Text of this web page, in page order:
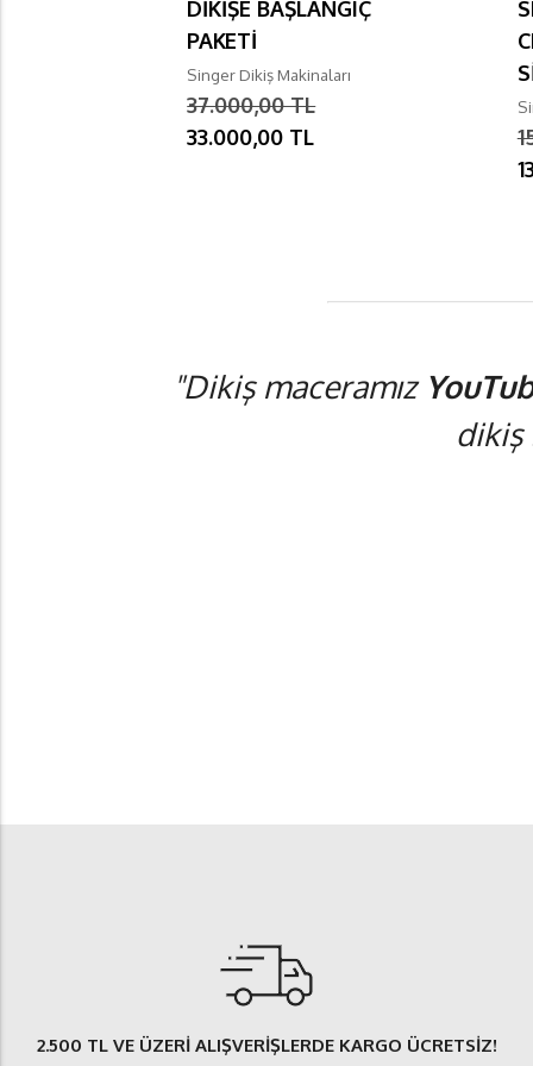
DİKİŞE BAŞLANGIÇ
PAKETİ
Singer Dikiş Makinaları
37.000,00 TL
33.000,00 TL
"Dikiş maceramız
dikiş
2.500 TLVE ÜZERİ ALIŞVERİŞLERDE KARGO ÜCRETSİZ!